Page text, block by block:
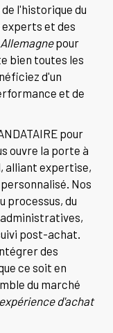
l'historique du
experts et des
pour
bien toutes les
d'un
et de
pour
ouvre la porte à
alliant expertise,
Nos
processus, du
post-achat.
des
ce soit en
du marché
expérience d'achat